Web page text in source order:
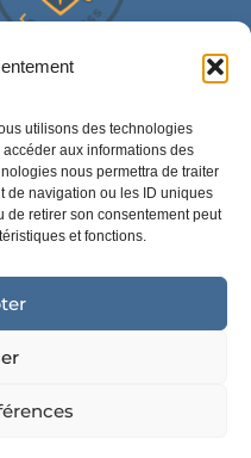
utilisons des technologies
aux informations des
nous permettra de traiter
de navigation ou les ID uniques
de retirer son consentement peut
et fonctions.
, organisme de formation aux
, syndicat des éducateurs
chien et chat en Drôme et